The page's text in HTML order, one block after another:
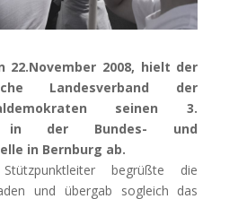
22.November 2008, hielt der
Landesverband der
seinen 3.
in der Bundes- und
in Bernburg ab.
begrüßte die
und übergab sogleich das